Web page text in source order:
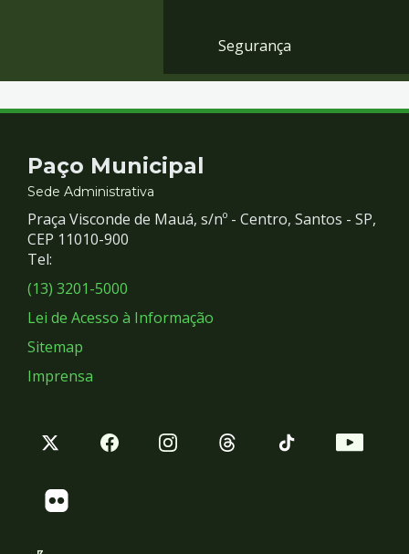
Segurança
Contato
e
Redes
Sociais
Paço Municipal
Sede Administrativa
Praça Visconde de Mauá, s/nº - Centro, Santos - SP,
CEP 11010-900
Tel:
(13) 3201-5000
Lei de Acesso à Informação
Sitemap
Imprensa